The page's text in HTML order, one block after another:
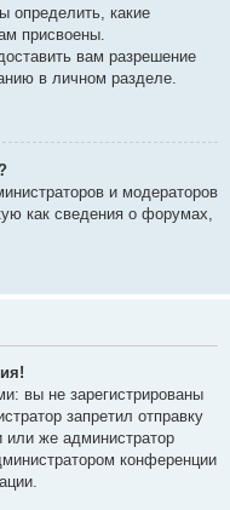
определить, какие
присвоены.
вам разрешение
в личном разделе.
и модераторов
как сведения о форумах,
вы не зарегистрированы
запретил отправку
же администратор
конференции